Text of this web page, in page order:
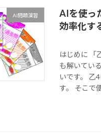
AI問題演習
AIを使っ
効率化す
はじめに 「
も解いてい
いです。 乙
す。 そこで